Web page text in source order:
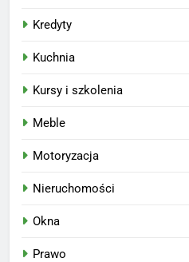
Kredyty
Kuchnia
Kursy i szkolenia
Meble
Motoryzacja
Nieruchomości
Okna
Prawo